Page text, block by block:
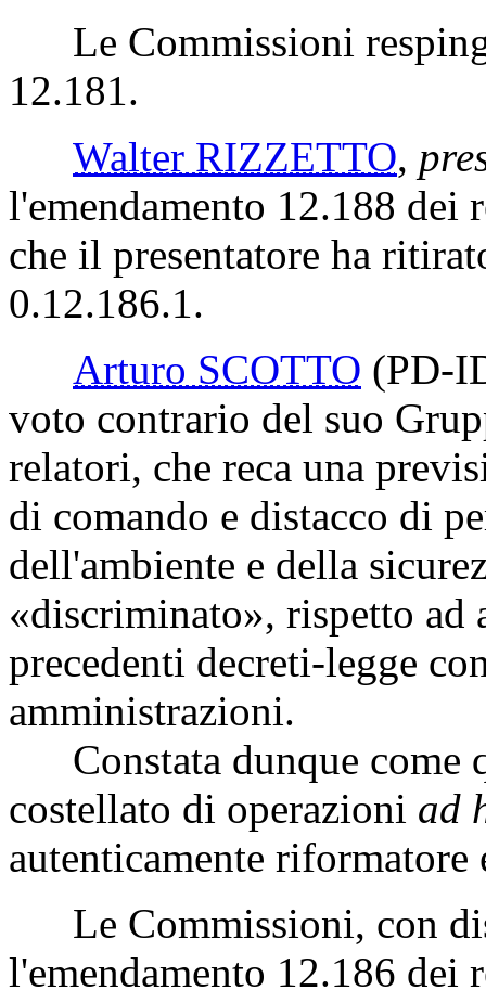
Le Commissioni
12.181.
Walter RIZZETTO,
l'emendamento 12.188 dei
che il presentatore ha
0.12.186.1.
Arturo SCOTTO (PD-
voto contrario del suo
relatori, che reca una
di comando e distacco di
dell'ambiente e della
«discriminato», rispetto
precedenti decreti-legge
amministrazioni.
Constata dunque come
costellato di operazioni ad
autenticamente riformatore
Le Commissioni, con
l'emendamento 12.186